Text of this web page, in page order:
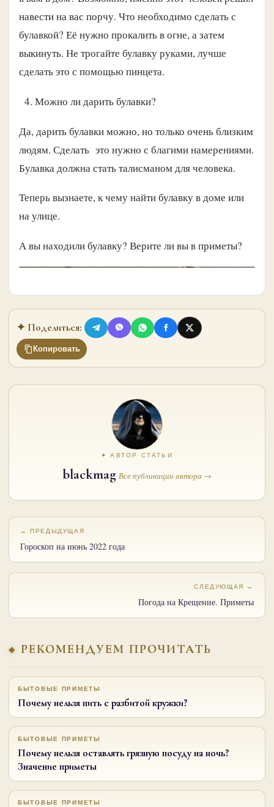
навести на вас порчу. Что необходимо сделать с
булавкой? Её нужно прокалить в огне, а затем
выкинуть. Не трогайте булавку руками, лучше
сделать это с помощью пинцета.
Можно ли дарить булавки?
Да, дарить булавки можно, но только очень близким
людям. Сделать это нужно с благими намерениями.
Булавка должна стать талисманом для человека.
Теперь вызнаете, к чему найти булавку в доме или
на улице.
А вы находили булавку? Верите ли вы в приметы?
✦ Поделиться:
Копировать
✦ АВТОР СТАТЬИ
blackmag Все публикации автора →
← ПРЕДЫДУЩАЯ
Гороскоп на июнь 2022 года
СЛЕДУЮЩАЯ →
Погода на Крещение. Приметы
РЕКОМЕНДУЕМ ПРОЧИТАТЬ
БЫТОВЫЕ ПРИМЕТЫ
Почему нельзя пить с разбитой кружки?
БЫТОВЫЕ ПРИМЕТЫ
Почему нельзя оставлять грязную посуду на ночь?
Значение приметы
БЫТОВЫЕ ПРИМЕТЫ